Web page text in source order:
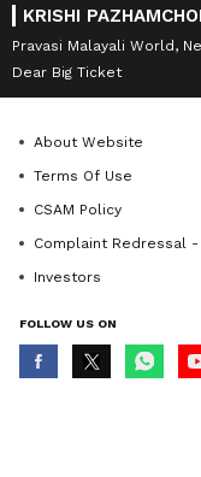
KRISHI
Pravasi Malayali World,
Dear Big Ticket
About Website
Terms Of Use
CSAM Policy
Complaint Redressal -
Investors
FOLLOW US ON